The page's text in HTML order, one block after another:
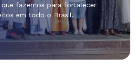
fazemos para fortalecer
em todo o Brasil.